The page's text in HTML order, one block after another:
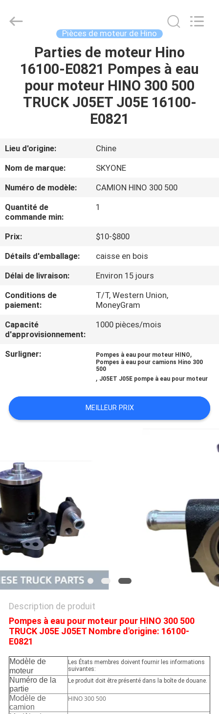
MAISON
PRODUITS
DE
NOUS
VISITE
D'USINE
CONTRÔLE
DE
QUALITÉ
CONTACTEZ-
NOUS
NOUVELLES
CITATION
DU
SITE
PRIVACY
POLICY
Technology
Pièces de moteur de Hino
Parties de moteur Hino
16100-E0821 Pompes à eau
pour moteur HINO 300 500
TRUCK J05ET J05E 16100-
E0821
Lieu d'origine:
Chine
Nom de marque:
SKYONE
Numéro de modèle:
CAMION HINO 300 500
Quantité de
commande min:
1
Prix:
$10-$800
Détails d'emballage:
caisse en bois
Délai de livraison:
Environ 15 jours
Conditions de
paiement:
T/T, Western Union,
MoneyGram
Capacité
d'approvisionnement:
1000 pièces/mois
Surligner: Pompes à eau pour moteur HINO,
Pompes à eau pour camions Hino 300
500
, J05ET J05E pompe à eau pour moteur
MEILLEUR PRIX
Description de produit
Pompes à eau pour moteur pour HINO 300 500
TRUCK J05E J05ET Nombre d'origine: 16100-
E0821
Modèle de
moteur
Les États membres doivent fournir les informations
suivantes:
Numéro de la
partie
Le produit doit être présenté dans la boîte de douane.
Modèle de
camion
HINO 300 500